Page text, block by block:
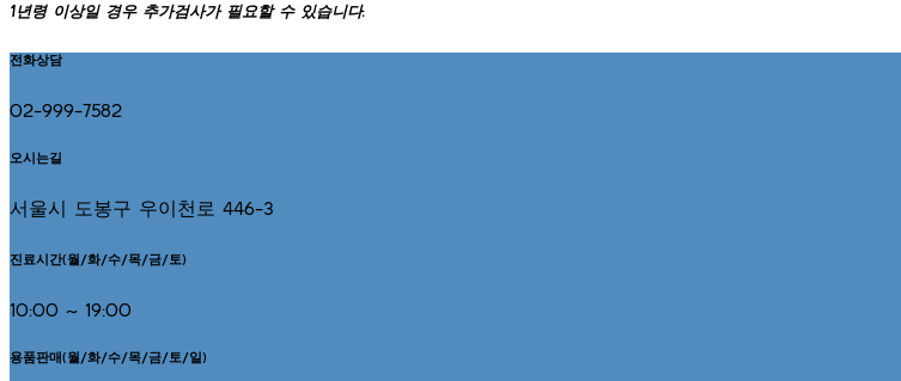
​1년령 이상일 경우 추가검사가 필요할 수 있습니다.
전화상담
02-999-7582
오시는길
서울시 도봉구 우이천로 446-3
진료시간(월/화/수/목/금/토)
10:00 ~ 19:00
용품판매(월/화/수/목/금/토/일)